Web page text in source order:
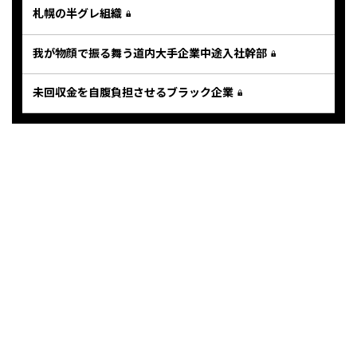
札幌の半グレ組織
我が物顔で振る舞う道内大手企業中途入社幹部
未回収金を自腹負担させるブラック企業